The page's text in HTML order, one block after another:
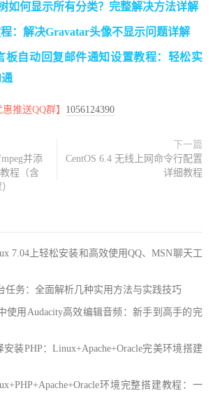
如何显示所有分类？完整解决方法详解
：解决Gravatar头像不显示问题详解
板自动回复邮件通知设置教程：轻松实
推送QQ群】 1056124390
并添
程（含
下一篇
CentOS 6.4 无线上网命令行配置
详细教程
7.04上轻松安装和高效使用QQ、MSN聊天工
任务：全面解析几种实用方法与实践技巧
使用Audacity高效编辑音频：新手到高手的完
安装PHP：Linux+Apache+Oracle完美环境搭建
环境完整搭建教程：一